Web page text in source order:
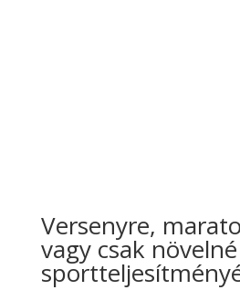
Versenyre,
vagy csak növelné